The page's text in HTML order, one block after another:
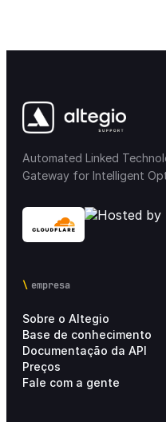
Automated Linked
Gateway for Intelligent
empresa
Sobre o Altegio
Base de conhecimento
Documentação da API
Preços
Fale com a gente